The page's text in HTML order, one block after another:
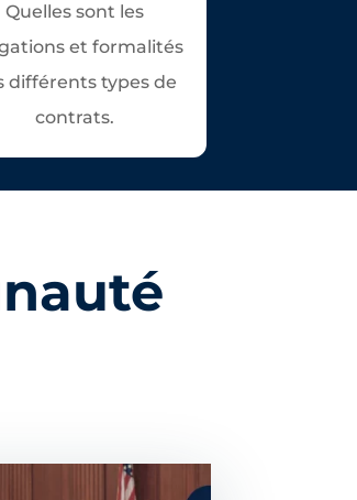
Quelles sont les
et formalités
différents types de
contrats.